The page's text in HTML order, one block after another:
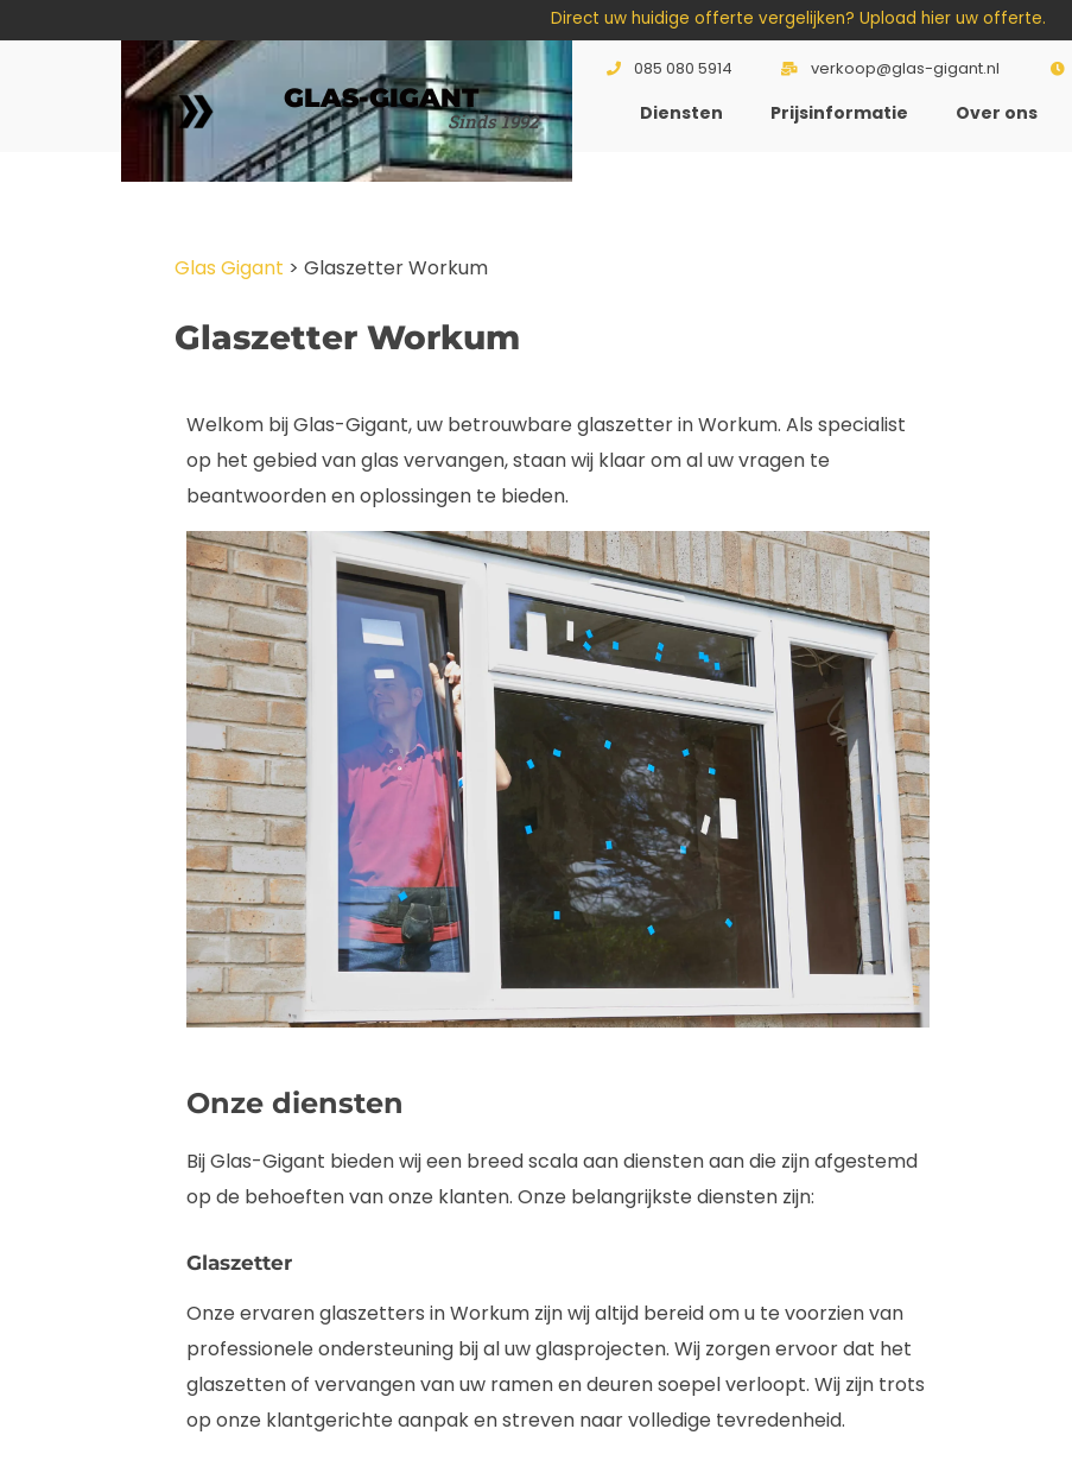
Direct uw huidige offerte vergelijken? Upload hier uw offerte.
GLAS-GIGANT
Sinds 1992
085 080 5914 verkoop@glas-gigant.nl
Diensten Prijsinformatie Over ons
Glas Gigant > Glaszetter Workum
Glaszetter Workum
Welkom bij Glas-Gigant, uw betrouwbare glaszetter in Workum. Als specialist
op het gebied van glas vervangen, staan wij klaar om al uw vragen te
beantwoorden en oplossingen te bieden.
Onze diensten
Bij Glas-Gigant bieden wij een breed scala aan diensten aan die zijn afgestemd
op de behoeften van onze klanten. Onze belangrijkste diensten zijn:
Glaszetter
Onze ervaren glaszetters in Workum zijn wij altijd bereid om u te voorzien van
professionele ondersteuning bij al uw glasprojecten. Wij zorgen ervoor dat het
glaszetten of vervangen van uw ramen en deuren soepel verloopt. Wij zijn trots
op onze klantgerichte aanpak en streven naar volledige tevredenheid.